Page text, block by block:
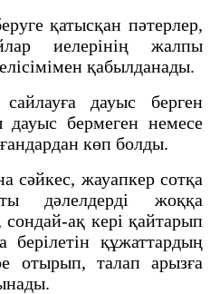
қатысқан пәтерлер,
иелерінің жалпы
қабылданады.
дауыс берген
дауыс бермеген немесе
көп болды.
жауапкер сотқа
дәлелдерді жоққа
ақ кері қайтарып
құжаттардың
отырып, талап арызға